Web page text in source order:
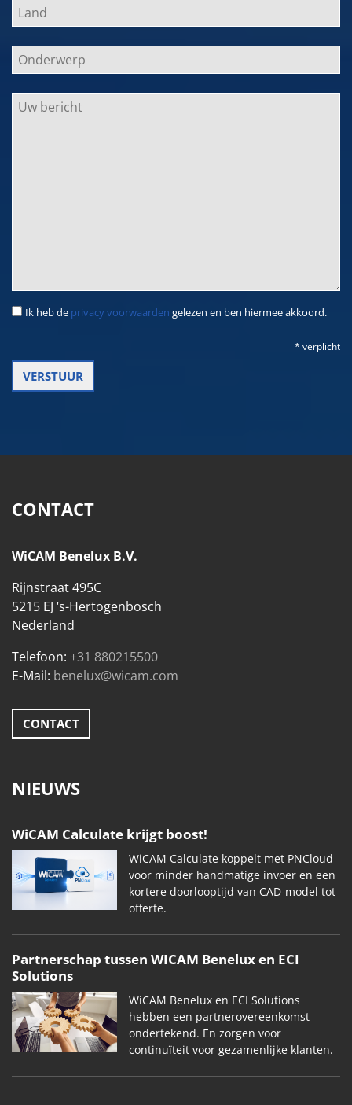
Ik heb de privacy voorwaarden gelezen en ben hiermee akkoord.
* verplicht
CONTACT
WiCAM Benelux B.V.
Rijnstraat 495C
5215 EJ ‘s-Hertogenbosch
Nederland
Telefoon: +31 880215500
E-Mail: benelux@wicam.com
CONTACT
NIEUWS
WiCAM Calculate krijgt boost!
WiCAM Calculate koppelt met PNCloud
voor minder handmatige invoer en een
kortere doorlooptijd van CAD-model tot
offerte.
Partnerschap tussen WICAM Benelux en ECI
Solutions
WiCAM Benelux en ECI Solutions
hebben een partnerovereenkomst
ondertekend. En zorgen voor
continuïteit voor gezamenlijke klanten.